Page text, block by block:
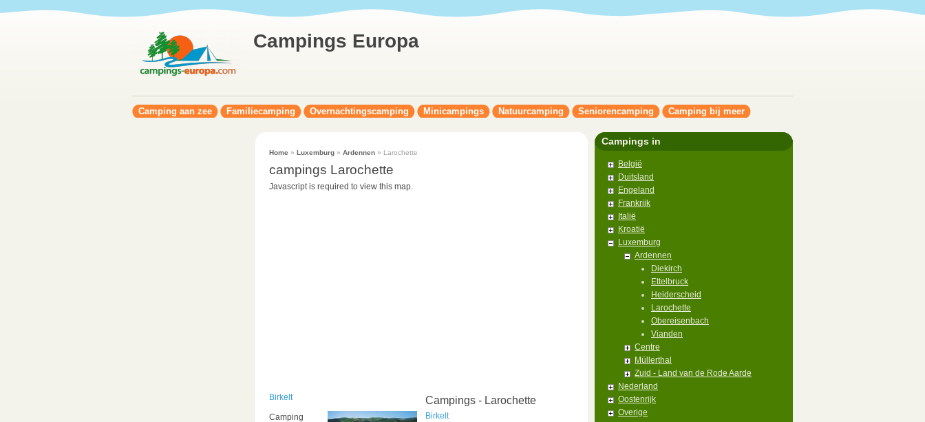
Campings Europa
Camping aan zee Familiecamping Overnachtingscamping Minicampings Natuurcamping Seniorencamping Camping bij meer
Home » Luxemburg» Ardennen» Larochette
campings Larochette
Javascript is required to view this map.
Birkelt
Camping
Campings - Larochette
Birkelt
Campings in
België
Duitsland
Engeland
Frankrijk
Italië
Kroatië
Luxemburg
Ardennen
Diekirch
Ettelbruck
Heiderscheid
Larochette
Obereisenbach
Vianden
Centre
Müllerthal
Zuid - Land van de Rode Aarde
Nederland
Oostenrijk
Overige